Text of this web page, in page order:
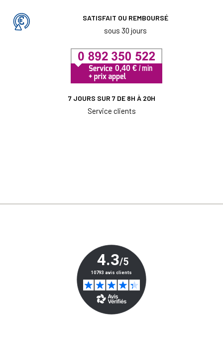
SATISFAIT OU REMBOURSÉ
sous 30 jours
7 JOURS SUR 7 DE 8H À 20H
Service clients